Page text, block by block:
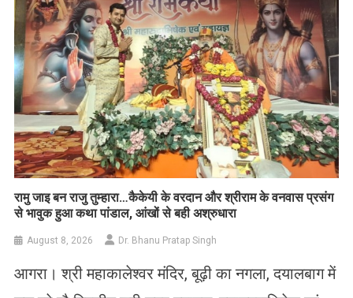
रामु जाइ बन राजु तुम्हारा…कैकेयी के वरदान और श्रीराम के वनवास प्रसंग
से भावुक हुआ कथा पांडाल, आंखों से बही अश्रुधारा
August 8, 2026 Dr. Bhanu Pratap Singh
आगरा। श्री महाकालेश्वर मंदिर, बूढ़ी का नगला, दयालबाग में